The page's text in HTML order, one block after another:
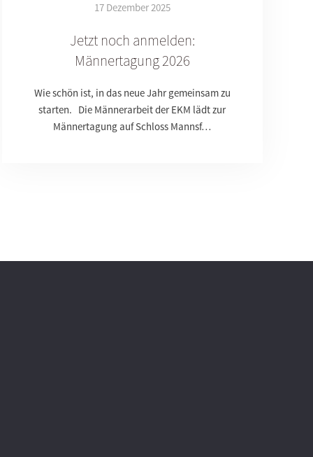
17 Dezember 2025
Jetzt noch anmelden:
Männertagung 2026
Wie schön ist, in das neue Jahr gemeinsam zu
starten. Die Männerarbeit der EKM lädt zur
Männertagung auf Schloss Mannsf…